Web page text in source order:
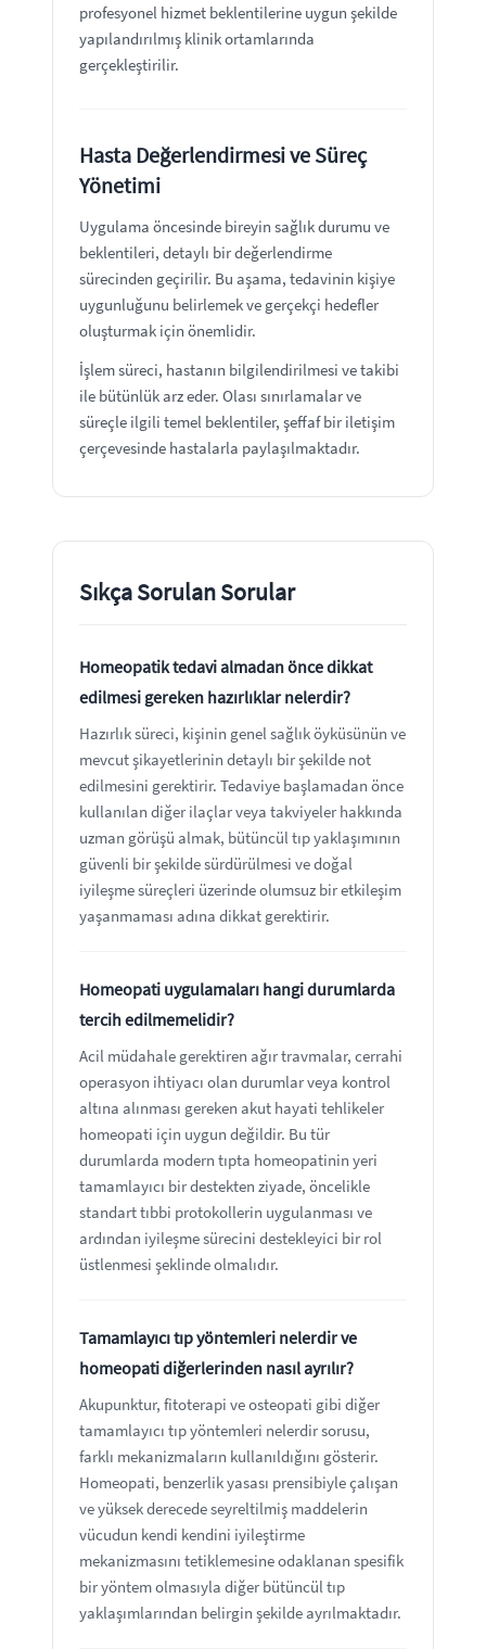
profesyonel hizmet beklentilerine uygun şekilde
yapılandırılmış klinik ortamlarında
gerçekleştirilir.
Hasta Değerlendirmesi ve Süreç
Yönetimi
Uygulama öncesinde bireyin sağlık durumu ve
beklentileri, detaylı bir değerlendirme
sürecinden geçirilir. Bu aşama, tedavinin kişiye
uygunluğunu belirlemek ve gerçekçi hedefler
oluşturmak için önemlidir.
İşlem süreci, hastanın bilgilendirilmesi ve takibi
ile bütünlük arz eder. Olası sınırlamalar ve
süreçle ilgili temel beklentiler, şeffaf bir iletişim
çerçevesinde hastalarla paylaşılmaktadır.
Sıkça Sorulan Sorular
Homeopatik tedavi almadan önce dikkat
edilmesi gereken hazırlıklar nelerdir?
Hazırlık süreci, kişinin genel sağlık öyküsünün ve
mevcut şikayetlerinin detaylı bir şekilde not
edilmesini gerektirir. Tedaviye başlamadan önce
kullanılan diğer ilaçlar veya takviyeler hakkında
uzman görüşü almak, bütüncül tıp yaklaşımının
güvenli bir şekilde sürdürülmesi ve doğal
iyileşme süreçleri üzerinde olumsuz bir etkileşim
yaşanmaması adına dikkat gerektirir.
Homeopati uygulamaları hangi durumlarda
tercih edilmemelidir?
Acil müdahale gerektiren ağır travmalar, cerrahi
operasyon ihtiyacı olan durumlar veya kontrol
altına alınması gereken akut hayati tehlikeler
homeopati için uygun değildir. Bu tür
durumlarda modern tıpta homeopatinin yeri
tamamlayıcı bir destekten ziyade, öncelikle
standart tıbbi protokollerin uygulanması ve
ardından iyileşme sürecini destekleyici bir rol
üstlenmesi şeklinde olmalıdır.
Tamamlayıcı tıp yöntemleri nelerdir ve
homeopati diğerlerinden nasıl ayrılır?
Akupunktur, fitoterapi ve osteopati gibi diğer
tamamlayıcı tıp yöntemleri nelerdir sorusu,
farklı mekanizmaların kullanıldığını gösterir.
Homeopati, benzerlik yasası prensibiyle çalışan
ve yüksek derecede seyreltilmiş maddelerin
vücudun kendi kendini iyileştirme
mekanizmasını tetiklemesine odaklanan spesifik
bir yöntem olmasıyla diğer bütüncül tıp
yaklaşımlarından belirgin şekilde ayrılmaktadır.